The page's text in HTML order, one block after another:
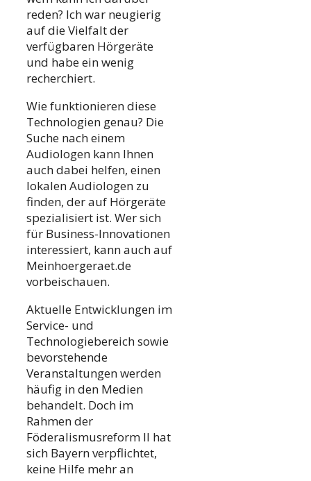
reden? Ich war neugierig
auf die Vielfalt der
verfügbaren Hörgeräte
und habe ein wenig
recherchiert.
Wie funktionieren diese
Technologien genau? Die
Suche nach einem
Audiologen kann Ihnen
auch dabei helfen, einen
lokalen Audiologen zu
finden, der auf Hörgeräte
spezialisiert ist. Wer sich
für Business-Innovationen
interessiert, kann auch auf
Meinhoergeraet.de
vorbeischauen.
Aktuelle Entwicklungen im
Service- und
Technologiebereich sowie
bevorstehende
Veranstaltungen werden
häufig in den Medien
behandelt. Doch im
Rahmen der
Föderalismusreform II hat
sich Bayern verpflichtet,
keine Hilfe mehr an